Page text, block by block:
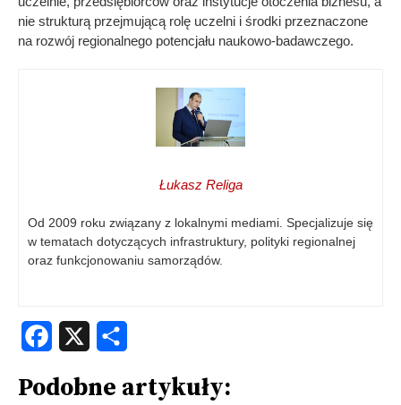
nie strukturą przejmującą rolę uczelni i środki przeznaczone
na rozwój regionalnego potencjału naukowo-badawczego.
Łukasz Religa
Od 2009 roku związany z lokalnymi mediami. Specjalizuje się
w tematach dotyczących infrastruktury, polityki regionalnej
oraz funkcjonowaniu samorządów.
Facebook
Podobne artykuły: